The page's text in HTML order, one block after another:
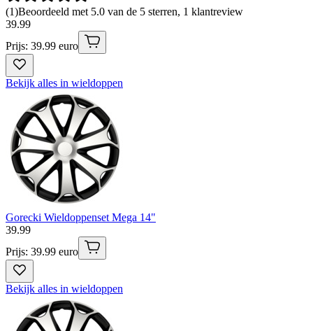
(1)Beoordeeld met 5.0 van de 5 sterren, 1 klantreview
39.99
Prijs: 39.99 euro
Bekijk alles in wieldoppen
Gorecki Wieldoppenset Mega 14"
39.99
Prijs: 39.99 euro
Bekijk alles in wieldoppen